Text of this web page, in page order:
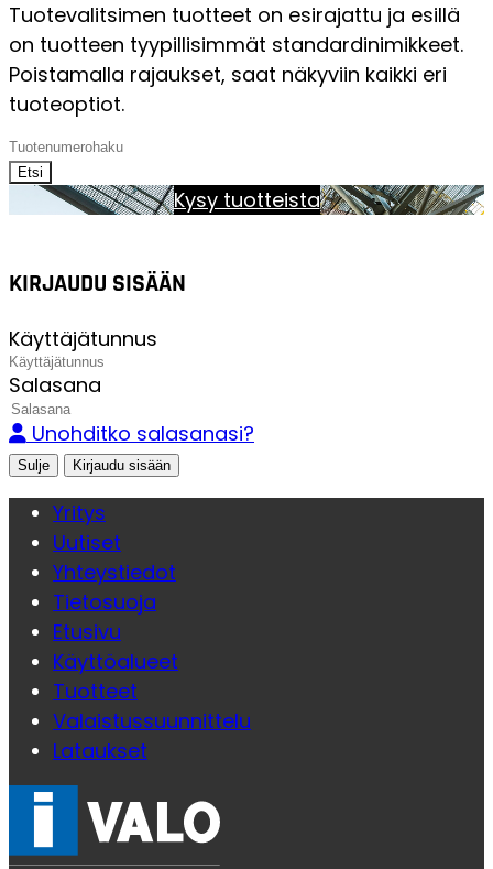
Tuotevalitsimen tuotteet on esirajattu ja esillä
on tuotteen tyypillisimmät standardinimikkeet.
Poistamalla rajaukset, saat näkyviin kaikki eri
tuoteoptiot.
Etsi
Kysy tuotteista
KIRJAUDU SISÄÄN
Käyttäjätunnus
Salasana
Unohditko salasanasi?
Sulje
Yritys
Uutiset
Yhteystiedot
Tietosuoja
Etusivu
Käyttöalueet
Tuotteet
Valaistussuunnittelu
Lataukset